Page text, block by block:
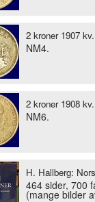
2 kroner 1907
NM4.
2 kroner 1908
NM6.
H. Hallberg:
464 sider, 700
(mange bilder